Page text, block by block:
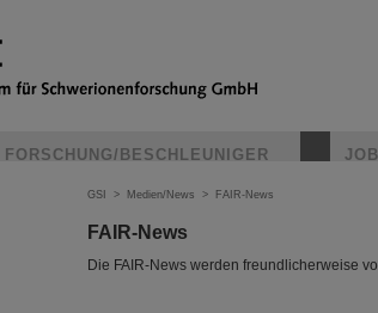
FORSCHUNG/BESCHLEUNIGER
GSI > Medien/News > FAIR-News
FAIR-News
Die FAIR-News werden freundlicherweise